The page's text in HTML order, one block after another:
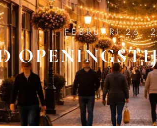
FEBRUARI 26,